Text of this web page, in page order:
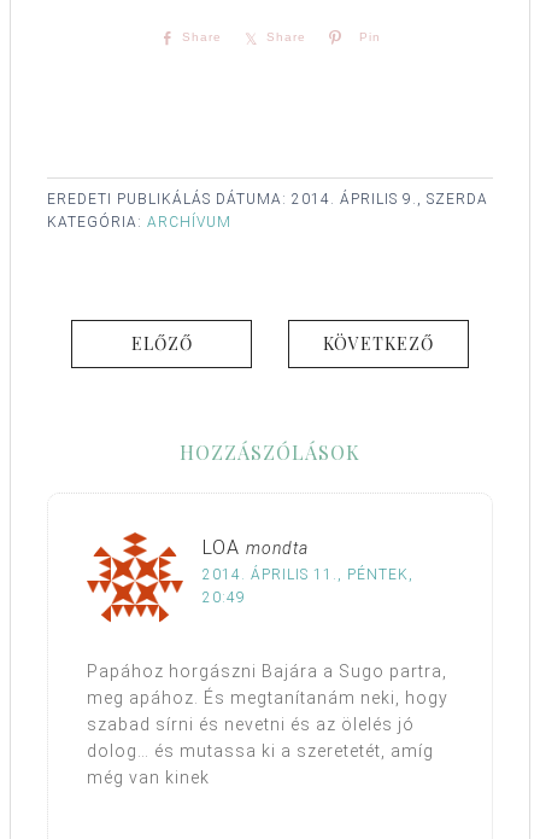
Share Share Pin
EREDETI PUBLIKÁLÁS DÁTUMA: 2014. ÁPRILIS 9., SZERDA
KATEGÓRIA: ARCHÍVUM
ELŐZŐ KÖVETKEZŐ
HOZZÁSZÓLÁSOK
LOA mondta
2014. ÁPRILIS 11., PÉNTEK,
20:49
Papához horgászni Bajára a Sugo partra,
meg apához. És megtanítanám neki, hogy
szabad sírni és nevetni és az ölelés jó
dolog… és mutassa ki a szeretetét, amíg
még van kinek